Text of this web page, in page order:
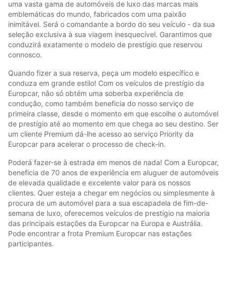
uma vasta gama de automóveis de luxo das marcas mais
emblemáticas do mundo, fabricados com uma paixão
inimitável. Será o comandante a bordo do seu veículo - da sua
seleção exclusiva à sua viagem inesquecível. Garantimos que
conduzirá exatamente o modelo de prestígio que reservou
connosco.
Quando fizer a sua reserva, peça um modelo específico e
conduza em grande estilo! Com os veículos de prestígio da
Europcar, não só obtém uma soberba experiência de
condução, como também beneficia do nosso serviço de
primeira classe, desde o momento em que escolhe o automóvel
de prestígio até ao momento em que chega ao seu destino. Ser
um cliente Premium dá-lhe acesso ao serviço Priority da
Europcar para acelerar o processo de check-in.
Poderá fazer-se à estrada em menos de nada! Com a Europcar,
beneficia de 70 anos de experiência em aluguer de automóveis
de elevada qualidade e excelente valor para os nossos
clientes. Quer esteja a chegar em negócios ou simplesmente à
procura de um automóvel para a sua escapadela de fim-de-
semana de luxo, oferecemos veículos de prestígio na maioria
das principais estações da Europcar na Europa e Austrália.
Pode encontrar a frota Premium Europcar nas estações
participantes.